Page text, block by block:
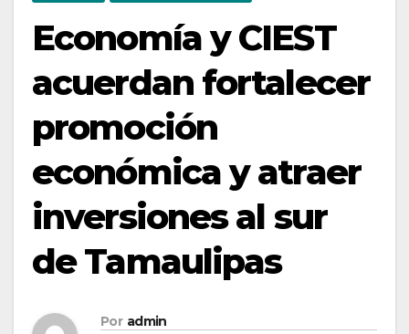
Economía y CIEST
acuerdan fortalecer
promoción
económica y atraer
inversiones al sur
de Tamaulipas
Por admin